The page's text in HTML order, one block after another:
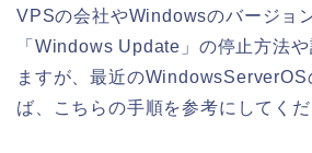
VPSの会社やWindowsのバージョ
「Windows Update」の停止方法
ますが、最近の
ば、こちらの手順を参考にしてくだ